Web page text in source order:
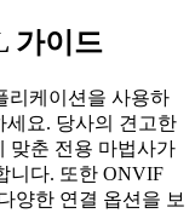
가이드
리케이션을 사용하
세요. 당사의 견고한
맞춘 전용 마법사가
니다. 또한 ONVIF
양한 연결 옵션을 보